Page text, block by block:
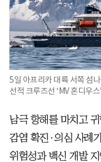
5일 아프리카 대륙 서쪽 섬
선적 크루즈선 ‘MV 혼디우
남극 항해를 마치고
감염 확진·의심 사례
위험성과 백신 개발